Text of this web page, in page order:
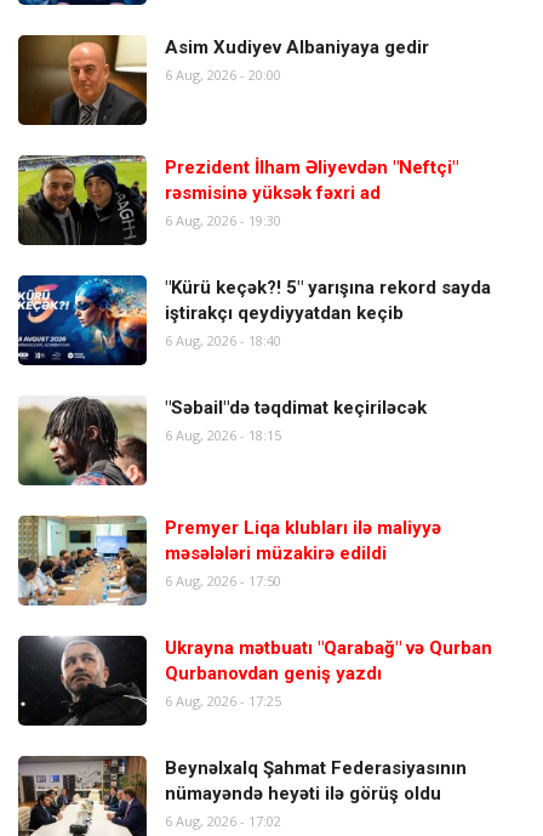
Asim Xudiyev Albaniyaya gedir
6 Aug, 2026 - 20:00
Prezident İlham Əliyevdən "Neftçi"
rəsmisinə yüksək fəxri ad
6 Aug, 2026 - 19:30
"Kürü keçək?! 5" yarışına rekord sayda
iştirakçı qeydiyyatdan keçib
6 Aug, 2026 - 18:40
"Səbail"də təqdimat keçiriləcək
6 Aug, 2026 - 18:15
Premyer Liqa klubları ilə maliyyə
məsələləri müzakirə edildi
6 Aug, 2026 - 17:50
Ukrayna mətbuatı "Qarabağ" və Qurban
Qurbanovdan geniş yazdı
6 Aug, 2026 - 17:25
Beynəlxalq Şahmat Federasiyasının
nümayəndə heyəti ilə görüş oldu
6 Aug, 2026 - 17:02